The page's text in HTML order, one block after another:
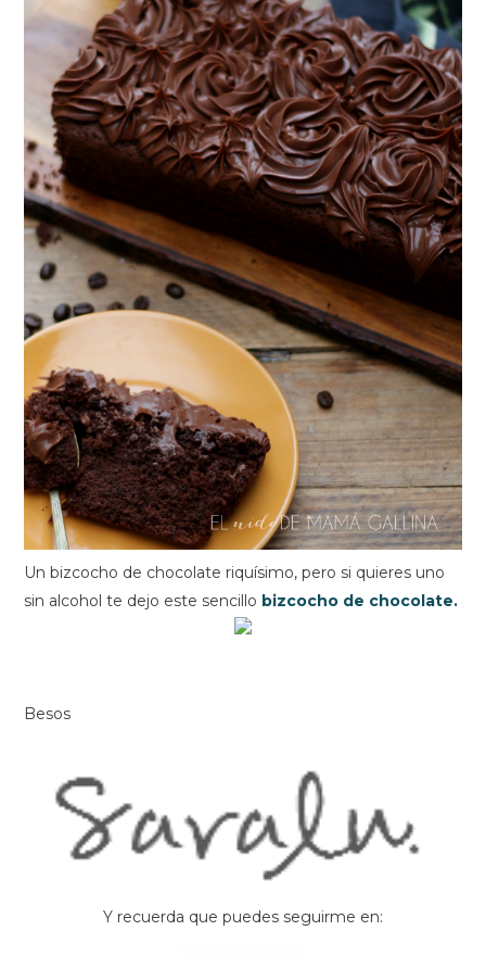
Un bizcocho de chocolate riquísimo, pero si quieres uno
sin alcohol te dejo este sencillo bizcocho de chocolate.
Besos
Y recuerda que puedes seguirme en: